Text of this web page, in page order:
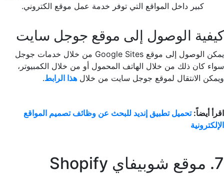
كبير داخل المواقع التي توفر خدمة عمل موقع الكتروني.
كيفية الوصول إلى موقع جوجل سايت
يمكن الوصول إلى موقع Google Sites من خلال خدمات جوجل
سواء كان ذلك من خلال الهاتف المحمول أو من خلال الكمبيوتر،
ويمكن الانتقال لموقع جوجل سايت من خلال هذا الرابط.
اقرأ أيضاً:تحميل تطبيق إنديد للبحث عن وظائف تصميم المواقع
الإلكترونية
7. موقع شوبيفاي Shopify